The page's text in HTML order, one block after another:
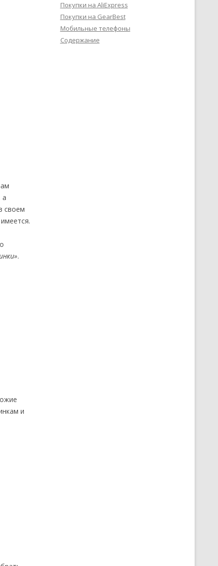
а
своем
.
и
Покупки на AliExpress
Покупки на GearBest
Мобильные телефоны
Содержание